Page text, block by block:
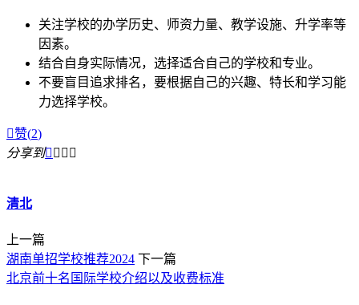
关注学校的办学历史、师资力量、教学设施、升学率等
因素。
结合自身实际情况，选择适合自己的学校和专业。
不要盲目追求排名，要根据自己的兴趣、特长和学习能
力选择学校。
赞(2)
分享到   
清北
上一篇
湖南单招学校推荐2024 下一篇
北京前十名国际学校介绍以及收费标准